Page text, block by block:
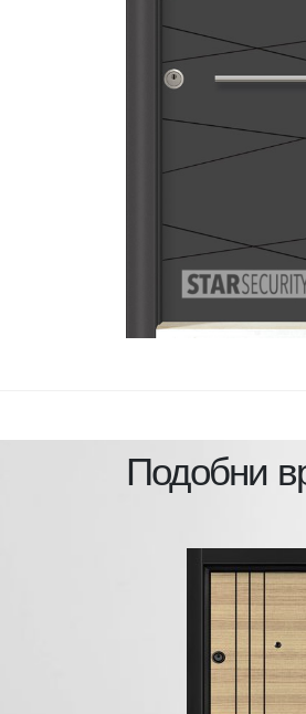
Подобни